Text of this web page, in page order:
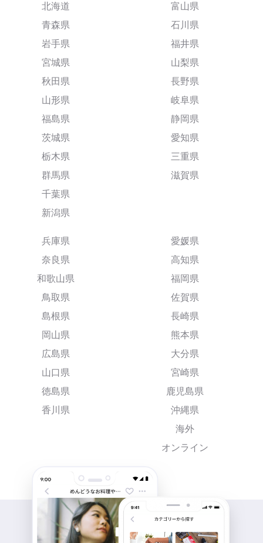
北海道
青森県
岩手県
宮城県
秋田県
山形県
福島県
茨城県
栃木県
群馬県
千葉県
新潟県
富山県
石川県
福井県
山梨県
長野県
岐阜県
静岡県
愛知県
三重県
滋賀県
兵庫県
奈良県
和歌山県
鳥取県
島根県
岡山県
広島県
山口県
徳島県
香川県
愛媛県
高知県
福岡県
佐賀県
長崎県
熊本県
大分県
宮崎県
鹿児島県
沖縄県
海外
オンライン